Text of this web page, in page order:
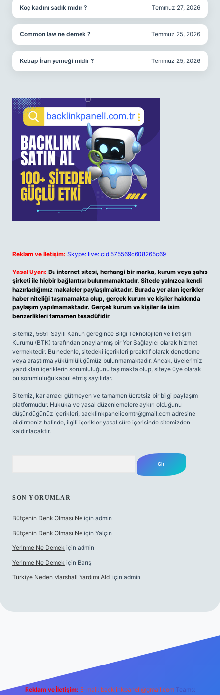
Koç kadını sadık mıdır ? Temmuz 27, 2026
Common law ne demek ? Temmuz 25, 2026
Kebap İran yemeği midir ? Temmuz 25, 2026
Reklam ve İletişim: Skype: live:.cid.575569c608265c69
Yasal Uyarı: Bu internet sitesi, herhangi bir marka, kurum veya şahıs
şirketi ile hiçbir bağlantısı bulunmamaktadır. Sitede yalnızca kendi
hazırladığımız makaleler paylaşılmaktadır. Burada yer alan içerikler
haber niteliği taşımamakta olup, gerçek kurum ve kişiler hakkında
paylaşım yapılmamaktadır. Gerçek kurum ve kişiler ile isim
benzerlikleri tamamen tesadüfidir.
Sitemiz, 5651 Sayılı Kanun gereğince Bilgi Teknolojileri ve İletişim
Kurumu (BTK) tarafından onaylanmış bir Yer Sağlayıcı olarak hizmet
vermektedir. Bu nedenle, sitedeki içerikleri proaktif olarak denetleme
veya araştırma yükümlülüğümüz bulunmamaktadır. Ancak, üyelerimiz
yazdıkları içeriklerin sorumluluğunu taşımakta olup, siteye üye olarak
bu sorumluluğu kabul etmiş sayılırlar.
Sitemiz, kar amacı gütmeyen ve tamamen ücretsiz bir bilgi paylaşım
platformudur. Hukuka ve yasal düzenlemelere aykırı olduğunu
düşündüğünüz içerikleri, backlinkpanelicomtr@gmail.com adresine
bildirmeniz halinde, ilgili içerikler yasal süre içerisinde sitemizden
kaldırılacaktır.
SON YORUMLAR
Bütçenin Denk Olması Ne için admin
Bütçenin Denk Olması Ne için Yalçın
Yerinme Ne Demek için admin
Yerinme Ne Demek için Barış
Türkiye Neden Marshall Yardımı Aldı için admin
Reklam ve İletişim: E-mail: backlinkpaneli@gmail.com Teams: